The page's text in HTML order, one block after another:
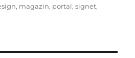
, magazin, portal,signet,